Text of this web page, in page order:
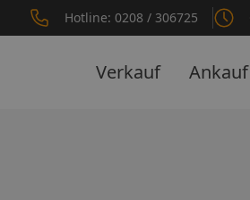
Hotline: 0208 / 306725
Verkauf Ankauf